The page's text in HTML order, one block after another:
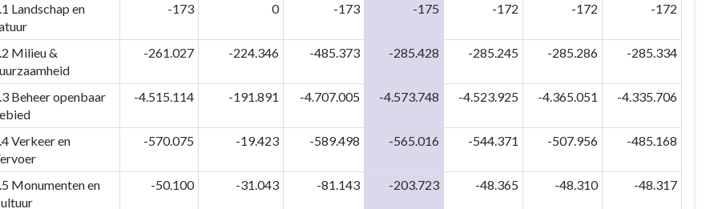
Landschap en
-173 0 -173 -175 -172 -172 -172
Milieu &
-261.027 -224.346 -485.373 -285.428 -285.245 -285.286 -285.334
Beheer openbaar
-4.515.114 -191.891 -4.707.005 -4.573.748 -4.523.925 -4.365.051 -4.335.706
Verkeer en
-570.075 -19.423 -589.498 -565.016 -544.371 -507.956 -485.168
Monumenten en
-50.100 -31.043 -81.143 -203.723 -48.365 -48.310 -48.317